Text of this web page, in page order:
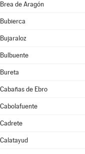
Brea de Aragón
Bubierca
Bujaraloz
Bulbuente
Bureta
Cabañas de Ebro
Cabolafuente
Cadrete
Calatayud